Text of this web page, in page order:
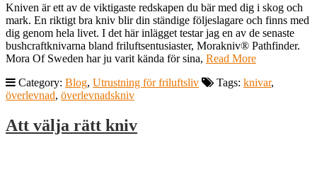
Kniven är ett av de viktigaste redskapen du bär med dig i skog och
mark. En riktigt bra kniv blir din ständige följeslagare och finns med
dig genom hela livet. I det här inlägget testar jag en av de senaste
bushcraftknivarna bland friluftsentusiaster, Morakniv® Pathfinder.
Mora Of Sweden har ju varit kända för sina, Read More
Category: Blog, Utrustning för friluftsliv Tags: knivar,
överlevnad, överlevnadskniv
Att välja rätt kniv